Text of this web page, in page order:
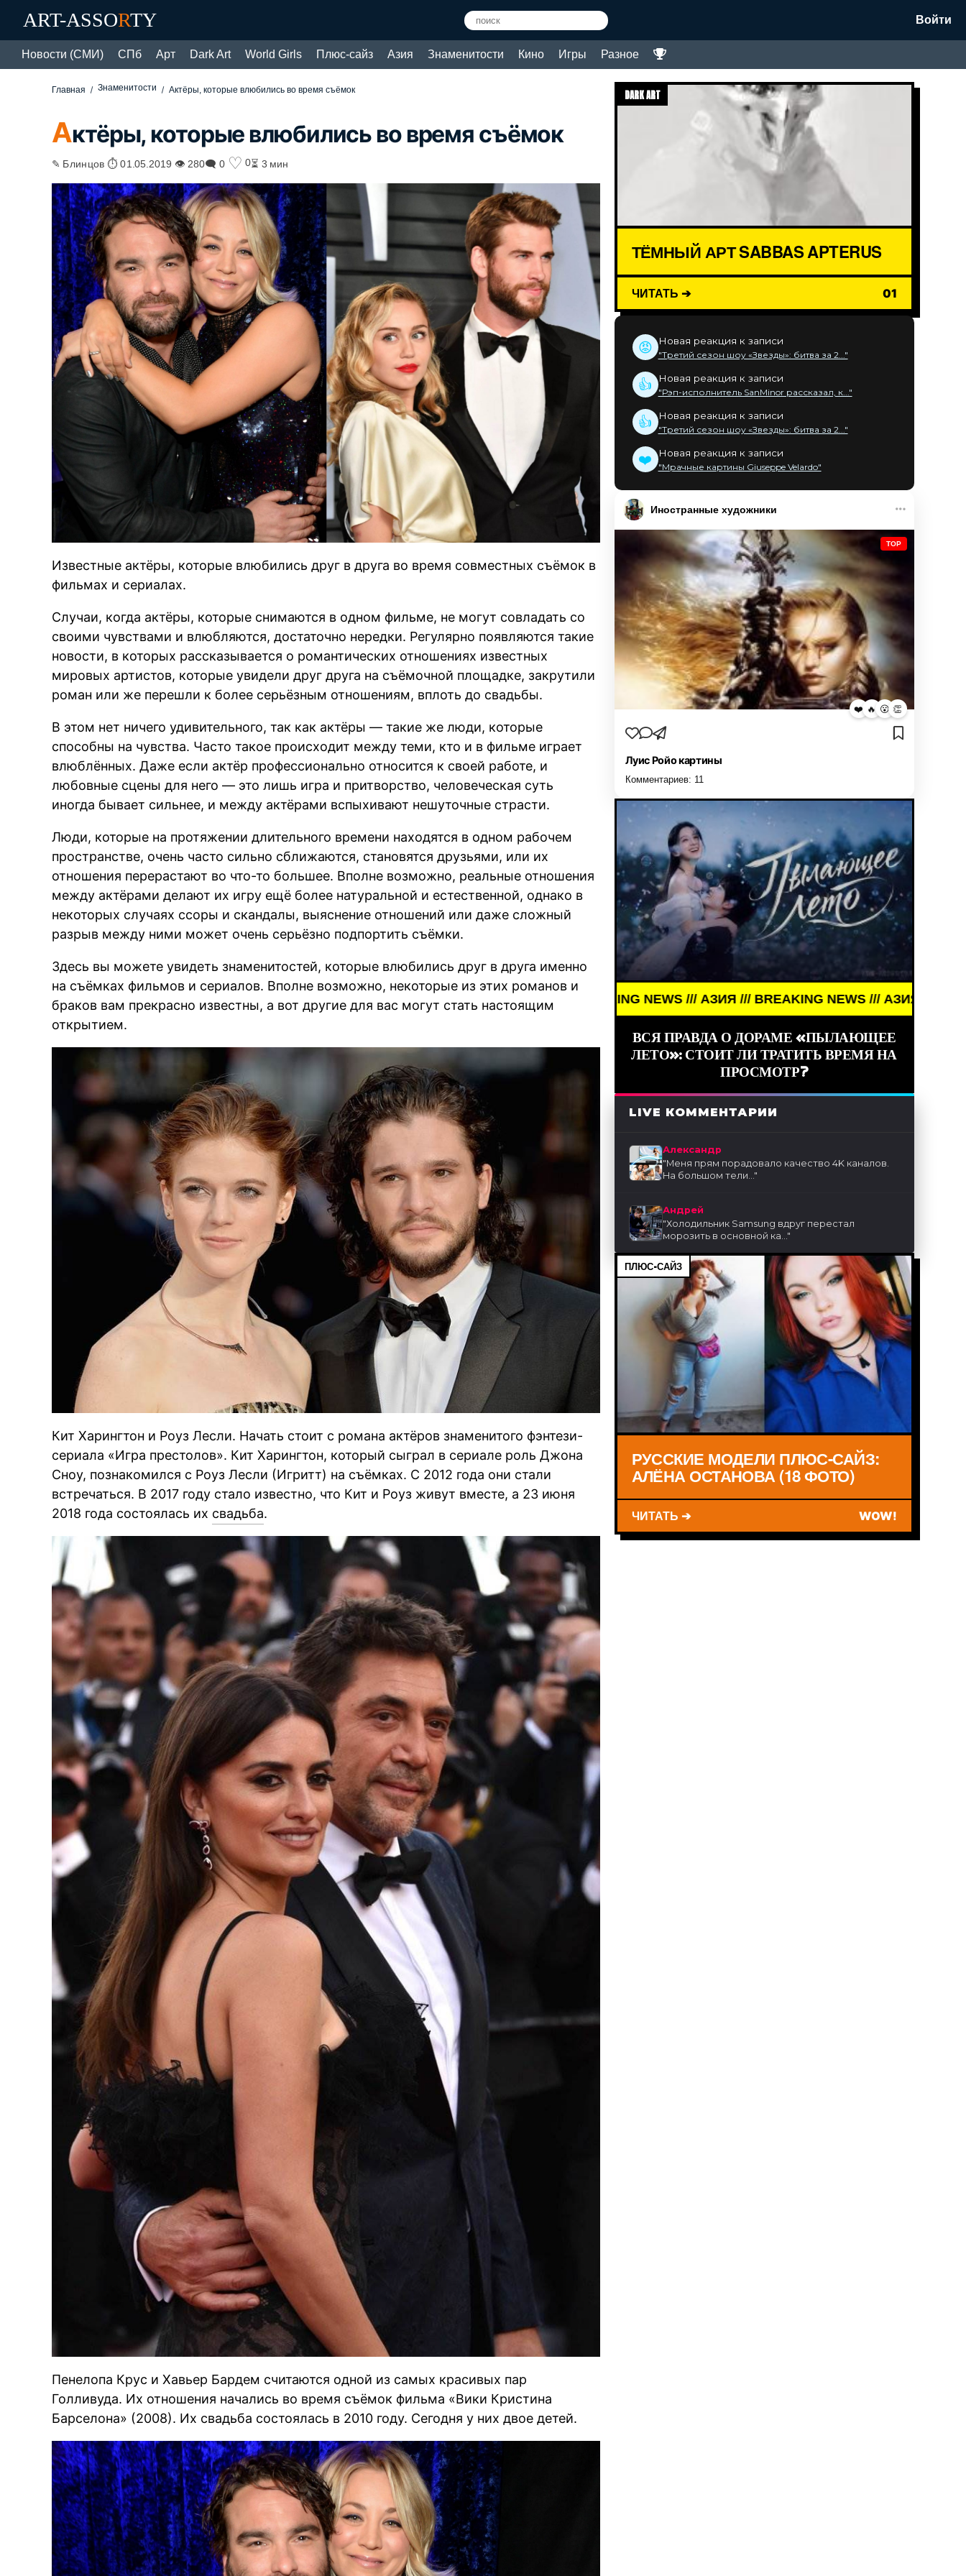
ART-ASSORTY Войти
Новости (СМИ) СПб Арт Dark Art World Girls Плюс-сайз Азия Знаменитости Кино Игры Разное
Главная Знаменитости Актёры, которые влюбились во время съёмок
Актёры, которые влюбились во время съёмок
✎ Блинцов ⏱ 01.05.2019 👁 280🗨 0 ♡ 0⏳ 3 мин
Известные актёры, которые влюбились друг в друга во время совместных съёмок в
фильмах и сериалах.
Случаи, когда актёры, которые снимаются в одном фильме, не могут совладать со
своими чувствами и влюбляются, достаточно нередки. Регулярно появляются такие
новости, в которых рассказывается о романтических отношениях известных
мировых артистов, которые увидели друг друга на съёмочной площадке, закрутили
роман или же перешли к более серьёзным отношениям, вплоть до свадьбы.
В этом нет ничего удивительного, так как актёры — такие же люди, которые
способны на чувства. Часто такое происходит между теми, кто и в фильме играет
влюблённых. Даже если актёр профессионально относится к своей работе, и
любовные сцены для него — это лишь игра и притворство, человеческая суть
иногда бывает сильнее, и между актёрами вспыхивают нешуточные страсти.
Люди, которые на протяжении длительного времени находятся в одном рабочем
пространстве, очень часто сильно сближаются, становятся друзьями, или их
отношения перерастают во что-то большее. Вполне возможно, реальные отношения
между актёрами делают их игру ещё более натуральной и естественной, однако в
некоторых случаях ссоры и скандалы, выяснение отношений или даже сложный
разрыв между ними может очень серьёзно подпортить съёмки.
Здесь вы можете увидеть знаменитостей, которые влюбились друг в друга именно
на съёмках фильмов и сериалов. Вполне возможно, некоторые из этих романов и
браков вам прекрасно известны, а вот другие для вас могут стать настоящим
открытием.
Кит Харингтон и Роуз Лесли. Начать стоит с романа актёров знаменитого фэнтези-
сериала «Игра престолов». Кит Харингтон, который сыграл в сериале роль Джона
Сноу, познакомился с Роуз Лесли (Игритт) на съёмках. С 2012 года они стали
встречаться. В 2017 году стало известно, что Кит и Роуз живут вместе, а 23 июня
2018 года состоялась их свадьба.
Пенелопа Крус и Хавьер Бардем считаются одной из самых красивых пар
Голливуда. Их отношения начались во время съёмок фильма «Вики Кристина
Барселона» (2008). Их свадьба состоялась в 2010 году. Сегодня у них двое детей.
DARK ART
ТЁМНЫЙ АРТ SABBAS APTERUS
ЧИТАТЬ ➔ 01
😡 Новая реакция к записи
"Третий сезон шоу «Звезды»: битва за 2..."
👍 Новая реакция к записи
"Рэп-исполнитель SanMinor рассказал, к..."
👍 Новая реакция к записи
"Третий сезон шоу «Звезды»: битва за 2..."
❤️ Новая реакция к записи
"Мрачные картины Giuseppe Velardo"
Иностранные художники
TOP
❤️ 🔥 😮 👏
Луис Ройо картины
Комментариев: 11
BREAKING NEWS /// АЗИЯ /// BREAKING NEWS /// АЗИЯ ///
ВСЯ ПРАВДА О ДОРАМЕ «ПЫЛАЮЩЕЕ
ЛЕТО»: СТОИТ ЛИ ТРАТИТЬ ВРЕМЯ НА
ПРОСМОТР?
LIVE КОММЕНТАРИИ
Александр
"Меня прям порадовало качество 4K каналов.
На большом тели..."
Андрей
"Холодильник Samsung вдруг перестал
морозить в основной ка..."
ПЛЮС-САЙЗ
РУССКИЕ МОДЕЛИ ПЛЮС-САЙЗ:
АЛЁНА ОСТАНОВА (18 ФОТО)
ЧИТАТЬ ➔ WOW!